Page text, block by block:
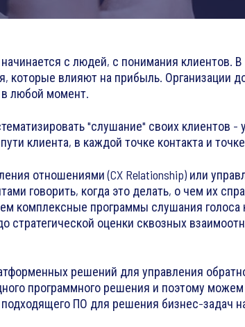
с людей, с понимания клиентов.
которые влияют на прибыль. Организации
в любой момент.
"слушание" своих клиентов -
клиента, в каждой точке контакта и
отношениями (CX Relationship) или
говорить, когда это делать, о чем их
комплексные программы слушания голоса
стратегической оценки сквозных
решений для управления
программного решения и поэтому
ПО для решения бизнес-задач